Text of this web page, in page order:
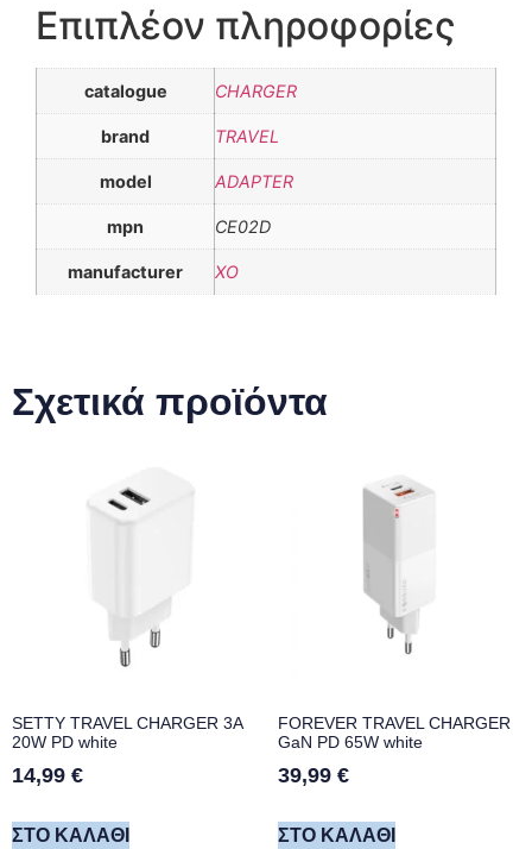
Επιπλέον πληροφορίες
catalogue CHARGER
brand TRAVEL
model ADAPTER
mpn CE02D
manufacturer XO
Σχετικά προϊόντα
SETTY TRAVEL CHARGER 3A
20W PD white
14,99 €
ΣΤΟ ΚΑΛΆΘΙ
FOREVER TRAVEL CHARGER
GaN PD 65W white
39,99 €
ΣΤΟ ΚΑΛΆΘΙ